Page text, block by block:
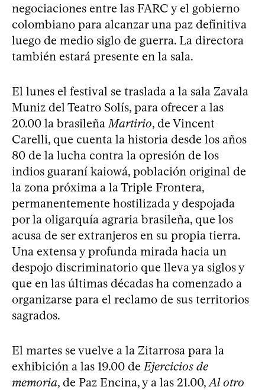
negociaciones entre las FARC y el gobierno
colombiano para alcanzar una paz definitiva
luego de medio siglo de guerra. La directora
también estará presente en la sala.
El lunes el festival se traslada a la sala Zavala
Muniz del Teatro Solís, para ofrecer a las
20.00 la brasileñaMartirio, de Vincent
Carelli, que cuenta la historia desde los años
80 de la lucha contra la opresión de los
indios guaraní kaiowá, población original de
la zona próxima a la Triple Frontera,
permanentemente hostilizada y despojada
por la oligarquía agraria brasileña, que los
acusa de ser extranjeros en su propia tierra.
Una extensa y profunda mirada hacia un
despojo discriminatorio que lleva ya siglos y
que en las últimas décadas ha comenzado a
organizarse para el reclamo de sus territorios
sagrados.
El martes se vuelve a la Zitarrosa para la
exhibición a las 19.00 deEjercicios de
memoria, de Paz Encina, y a las 21.00,Al otro